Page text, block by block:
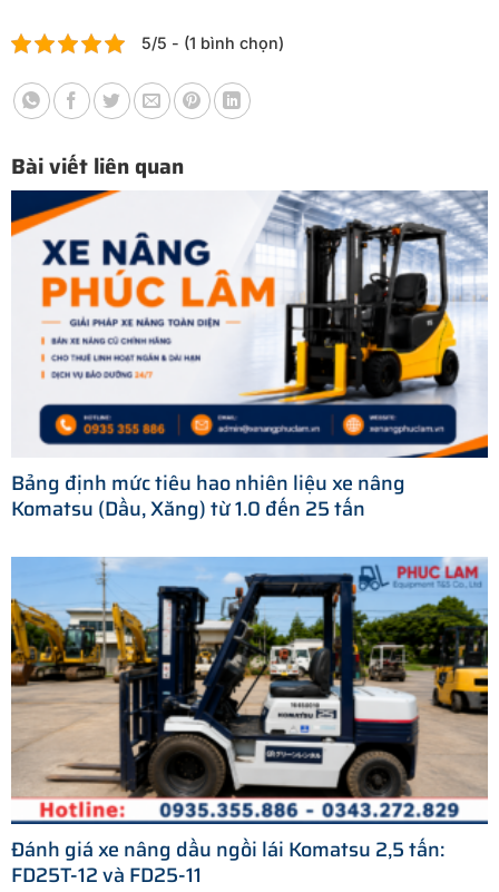
5/5 - (1 bình chọn)
Bài viết liên quan
Bảng định mức tiêu hao nhiên liệu xe nâng
Komatsu (Dầu, Xăng) từ 1.0 đến 25 tấn
Đánh giá xe nâng dầu ngồi lái Komatsu 2,5 tấn:
FD25T-12 và FD25-11